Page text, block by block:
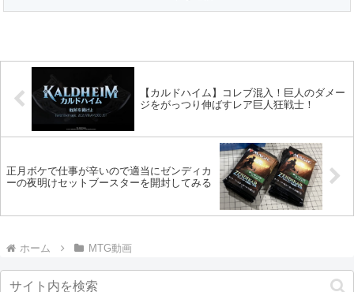
【カルドハイム】コレブ混入！巨人のダメー
ジをがっつり伸ばすレア巨人狂戦士！
正月ボケで仕事が辛いので適当にゼンディカ
ーの夜明けセットブースターを開封してみる
ホーム MTG動画